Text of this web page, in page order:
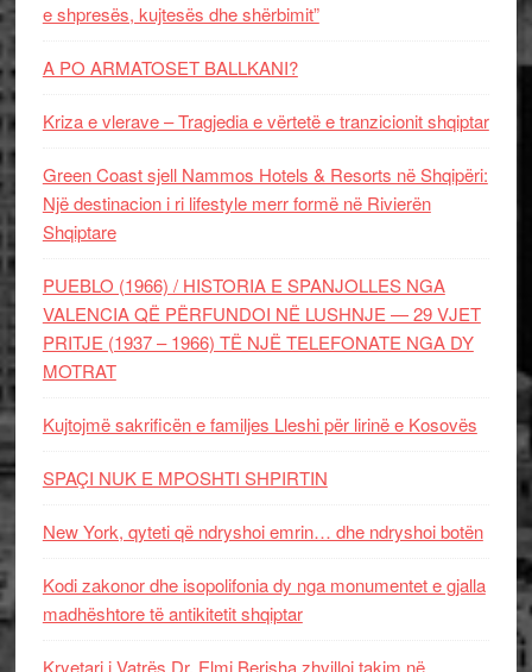
e shpresës, kujtesës dhe shërbimit”
A PO ARMATOSET BALLKANI?
Kriza e vlerave – Tragjedia e vërtetë e tranzicionit shqiptar
Green Coast sjell Nammos Hotels & Resorts në Shqipëri:
Një destinacion i ri lifestyle merr formë në Rivierën
Shqiptare
PUEBLO (1966) / HISTORIA E SPANJOLLES NGA
VALENCIA QË PËRFUNDOI NË LUSHNJE — 29 VJET
PRITJE (1937 – 1966) TË NJË TELEFONATE NGA DY
MOTRAT
Kujtojmë sakrificën e familjes Lleshi për lirinë e Kosovës
SPAÇI NUK E MPOSHTI SHPIRTIN
New York, qyteti që ndryshoi emrin… dhe ndryshoi botën
Kodi zakonor dhe isopolifonia dy nga monumentet e gjalla
madhështore të antikitetit shqiptar